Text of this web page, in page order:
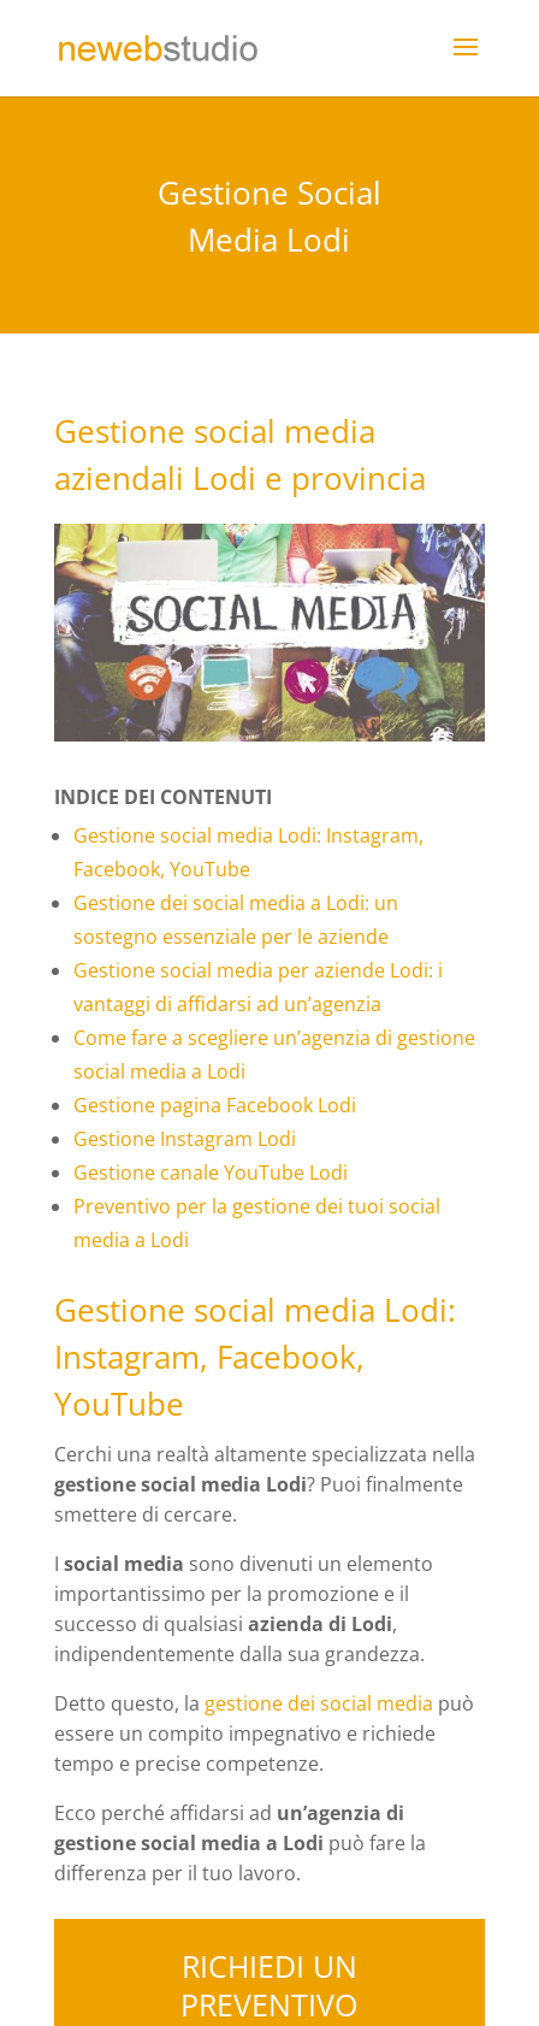
Gestione Social
Media Lodi
Gestione social media
aziendali Lodi e provincia
INDICE DEI CONTENUTI
Gestione social media Lodi: Instagram,
Facebook, YouTube
Gestione dei social media a Lodi: un
sostegno essenziale per le aziende
Gestione social media per aziende Lodi: i
vantaggi di affidarsi ad un’agenzia
Come fare a scegliere un’agenzia di gestione
social media a Lodi
Gestione pagina Facebook Lodi
Gestione Instagram Lodi
Gestione canale YouTube Lodi
Preventivo per la gestione dei tuoi social
media a Lodi
Gestione social media Lodi:
Instagram, Facebook,
YouTube
Cerchi una realtà altamente specializzata nella
gestione social media Lodi? Puoi finalmente
smettere di cercare.
I social media sono divenuti un elemento
importantissimo per la promozione e il
successo di qualsiasi azienda di Lodi,
indipendentemente dalla sua grandezza.
Detto questo, la gestione dei social media può
essere un compito impegnativo e richiede
tempo e precise competenze.
Ecco perché affidarsi ad un’agenzia di
gestione social media a Lodi può fare la
differenza per il tuo lavoro.
RICHIEDI UN
PREVENTIVO